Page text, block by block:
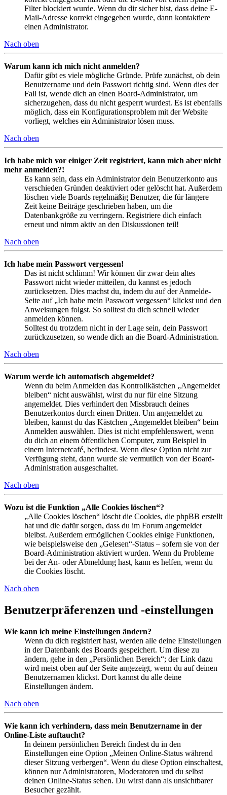
Filter blockiert wurde. Wenn du dir sicher bist, dass deine E-
Mail-Adresse korrekt eingegeben wurde, dann kontaktiere
einen Administrator.
Nach oben
Warum kann ich mich nicht anmelden?
Dafür gibt es viele mögliche Gründe. Prüfe zunächst, ob dein
Benutzername und dein Passwort richtig sind. Wenn dies der
Fall ist, wende dich an einen Board-Administrator, um
sicherzugehen, dass du nicht gesperrt wurdest. Es ist ebenfalls
möglich, dass ein Konfigurationsproblem mit der Website
vorliegt, welches ein Administrator lösen muss.
Nach oben
Ich habe mich vor einiger Zeit registriert, kann mich aber nicht
mehr anmelden?!
Es kann sein, dass ein Administrator dein Benutzerkonto aus
verschieden Gründen deaktiviert oder gelöscht hat. Außerdem
löschen viele Boards regelmäßig Benutzer, die für längere
Zeit keine Beiträge geschrieben haben, um die
Datenbankgröße zu verringern. Registriere dich einfach
erneut und nimm aktiv an den Diskussionen teil!
Nach oben
Ich habe mein Passwort vergessen!
Das ist nicht schlimm! Wir können dir zwar dein altes
Passwort nicht wieder mitteilen, du kannst es jedoch
zurücksetzen. Dies machst du, indem du auf der Anmelde-
Seite auf „Ich habe mein Passwort vergessen“ klickst und den
Anweisungen folgst. So solltest du dich schnell wieder
anmelden können.
Solltest du trotzdem nicht in der Lage sein, dein Passwort
zurückzusetzen, so wende dich an die Board-Administration.
Nach oben
Warum werde ich automatisch abgemeldet?
Wenn du beim Anmelden das Kontrollkästchen „Angemeldet
bleiben“ nicht auswählst, wirst du nur für eine Sitzung
angemeldet. Dies verhindert den Missbrauch deines
Benutzerkontos durch einen Dritten. Um angemeldet zu
bleiben, kannst du das Kästchen „Angemeldet bleiben“ beim
Anmelden auswählen. Dies ist nicht empfehlenswert, wenn
du dich an einem öffentlichen Computer, zum Beispiel in
einem Internetcafé, befindest. Wenn diese Option nicht zur
Verfügung steht, dann wurde sie vermutlich von der Board-
Administration ausgeschaltet.
Nach oben
Wozu ist die Funktion „Alle Cookies löschen“?
„Alle Cookies löschen“ löscht die Cookies, die phpBB erstellt
hat und die dafür sorgen, dass du im Forum angemeldet
bleibst. Außerdem ermöglichen Cookies einige Funktionen,
wie beispielsweise den „Gelesen“-Status – sofern sie von der
Board-Administration aktiviert wurden. Wenn du Probleme
bei der An- oder Abmeldung hast, kann es helfen, wenn du
die Cookies löscht.
Nach oben
Benutzerpräferenzen und -einstellungen
Wie kann ich meine Einstellungen ändern?
Wenn du dich registriert hast, werden alle deine Einstellungen
in der Datenbank des Boards gespeichert. Um diese zu
ändern, gehe in den „Persönlichen Bereich“; der Link dazu
wird meist oben auf der Seite angezeigt, wenn du auf deinen
Benutzernamen klickst. Dort kannst du alle deine
Einstellungen ändern.
Nach oben
Wie kann ich verhindern, dass mein Benutzername in der
Online-Liste auftaucht?
In deinem persönlichen Bereich findest du in den
Einstellungen eine Option „Meinen Online-Status während
dieser Sitzung verbergen“. Wenn du diese Option einschaltest,
können nur Administratoren, Moderatoren und du selbst
deinen Online-Status sehen. Du wirst dann als unsichtbarer
Besucher gezählt.